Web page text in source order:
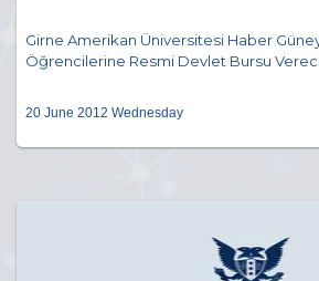
Girne Amerikan Üniversitesi Haber
Öğrencilerine Resmi Devlet Bursu
20 June 2012 Wednesday